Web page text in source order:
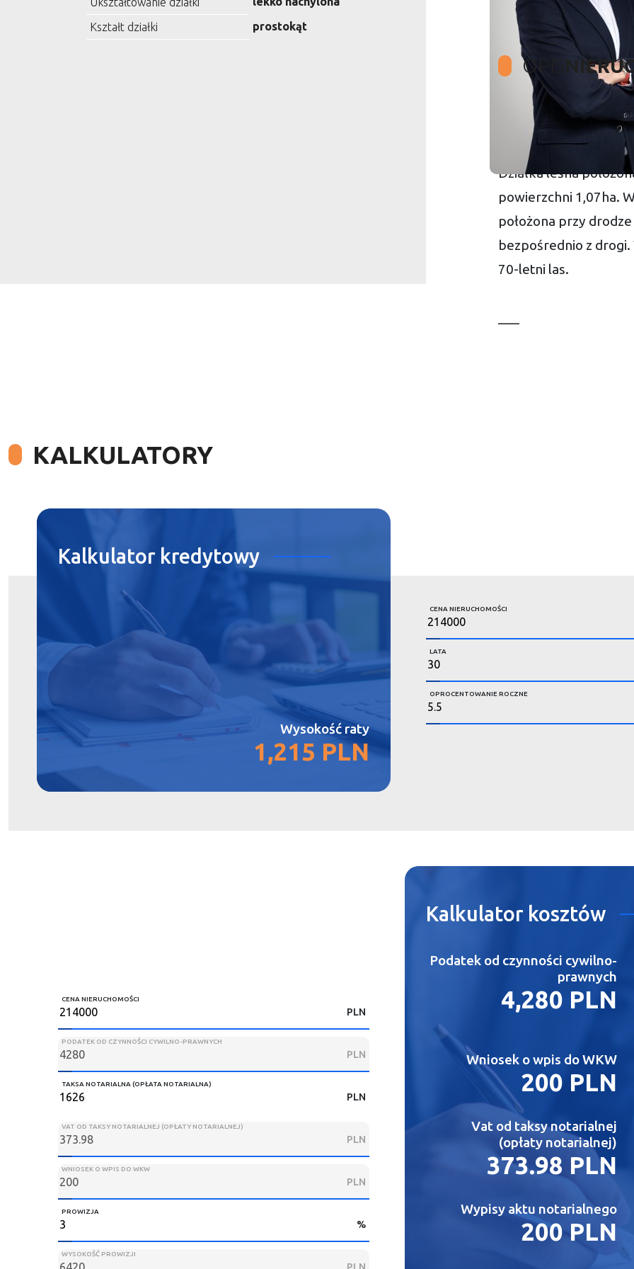
Kształt działki
prostokąt
OPIS
Polecamy
Działka leśna
powierzchni 1,07ha.
położona przy
bezpośrednio z drogi.
70-letni las.
KALKULATORY
Kalkulatorkredytowy
Wysokość raty
1,215 PLN
CENA NIERUCHOMOŚCI
LATA
OPROCENTOWANIE ROCZNE
Kalkulatorkosztów
Podatek od czynności cywilno-
prawnych
4,280 PLN
Wniosek o wpis do WKW
200 PLN
Vat od taksy notarialnej
(opłaty notarialnej)
373.98 PLN
Wypisy aktu notarialnego
200 PLN
CENA NIERUCHOMOŚCI
PLN
PODATEK OD CZYNNOŚCI CYWILNO-PRAWNYCH
PLN
TAKSA NOTARIALNA (OPŁATA NOTARIALNA)
PLN
VAT OD TAKSY NOTARIALNEJ (OPŁATY NOTARIALNEJ)
PLN
WNIOSEK O WPIS DO WKW
PLN
PROWIZJA
%
WYSOKOŚĆ PROWIZJI
PLN